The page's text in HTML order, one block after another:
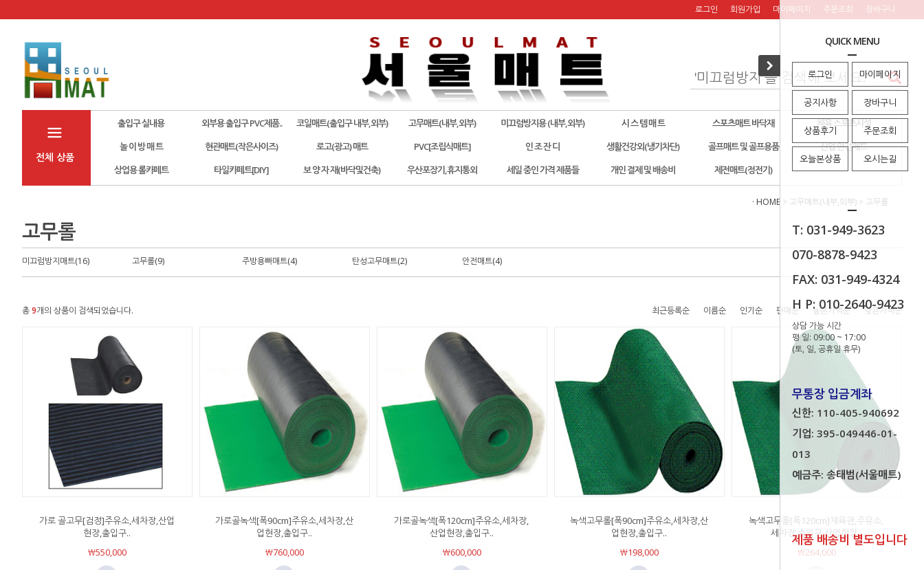
QUICK MENU
로그인 마이페이지
공지사항 장바구니
상품후기 주문조회
오늘본상품 오시는길
T: 031-949-3623
070-8878-9423
FAX: 031-949-4324
H P: 010-2640-9423
상담 가능 시간
평 일: 09:00 ~ 17:00
(토, 일, 공휴일 휴무)
무통장 입금계좌
신한: 110-405-940692
기업: 395-049446-01-
013
예금주: 송태범(서울매트)
제품 배송비 별도입니다
로그인 회원가입 마이페이지 주문조회 장바구니
전체 상품
출입구 실내용 외부용 출입구 PVC제품.. 코일매트(출입구 내부,외부) 고무매트(내부,외부) 미끄럼방지용 (내부,외부) 시 스 템 매 트 스포츠매트 바닥재
체육 스포츠시설
놀 이 방 매 트
현관매트(작은사이즈) 로고(광고) 매트 PVC[조립식매트] 인 조 잔 디 생활건강외(냉기차단) 골프매트 및 골프용품
산업 안전매트
상업용 롤카페트
타일카페트[DIY] 보 양 자 재(바닥및건축) 우산포장기,휴지통외 세일 중인 가격 제품들 개인 결제 및 배송비 제전매트(정전기)
· HOME > 고무매트(내부,외부) > 고무롤
고무롤
미끄럼방지매트(16) 고무롤(9) 주방용빠매트(4) 탄성고무매트(2) 안전매트(4)
총9개의 상품이 검색되었습니다. 최근등록순 이름순 인기순 판매순 높은가격순 낮은가격순
가로 골고무[검정]주유소,세차장,산업
현장,출입구..
￦550,000
가로골녹색[폭90cm]주유소,세차장,산
업현장,출입구..
￦760,000
가로골녹색[폭120cm]주유소,세차장,
산업현장,출입구..
￦600,000
녹색고무롤[폭90cm]주유소,세차장,산
업현장,출입구..
￦198,000
녹색고무롤[폭120cm]체육관,주유소,
세차장,출입구,산업현장..
￦264,000